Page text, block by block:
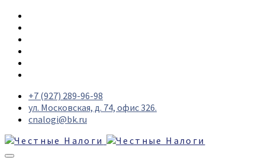
+7 (927) 289-96-98
ул. Московская, д. 74, офис 326.
cnalogi@bk.ru